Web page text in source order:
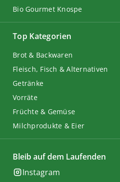
Top Kategorien
Brot & Backwaren
Fleisch, Fisch & Alternativen
Getränke
Vorräte
Früchte & Gemüse
Milchprodukte & Eier
Bio Gourmet Knospe
Bleib auf dem Laufenden
Instagram